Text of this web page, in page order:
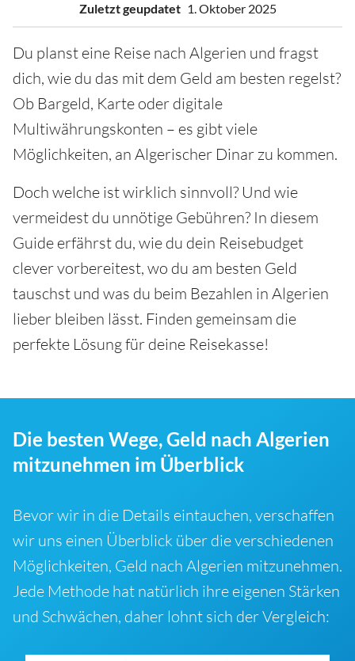
Zuletzt geupdatet 1. Oktober 2025
Du planst eine Reise nach Algerien und fragst
dich, wie du das mit dem Geld am besten regelst?
Ob Bargeld, Karte oder digitale
Multiwährungskonten – es gibt viele
Möglichkeiten, an Algerischer Dinar zu kommen.
Doch welche ist wirklich sinnvoll? Und wie
vermeidest du unnötige Gebühren? In diesem
Guide erfährst du, wie du dein Reisebudget
clever vorbereitest, wo du am besten Geld
tauschst und was du beim Bezahlen in Algerien
lieber bleiben lässt. Finden gemeinsam die
perfekte Lösung für deine Reisekasse!
Die besten Wege, Geld nach Algerien
mitzunehmen im Überblick
Bevor wir in die Details eintauchen, verschaffen
wir uns einen Überblick über die verschiedenen
Möglichkeiten, Geld nach Algerien mitzunehmen.
Jede Methode hat natürlich ihre eigenen Stärken
und Schwächen, daher lohnt sich der Vergleich: